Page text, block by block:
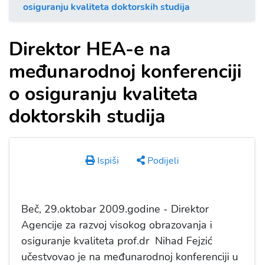
osiguranju kvaliteta doktorskih studija
Direktor HEA-e na
međunarodnoj konferenciji
o osiguranju kvaliteta
doktorskih studija
Ispiši Podijeli
Beč, 29.oktobar 2009.godine - Direktor
Agencije za razvoj visokog obrazovanja i
osiguranje kvaliteta prof.dr Nihad Fejzić
učestvovao je na međunarodnoj konferenciji u